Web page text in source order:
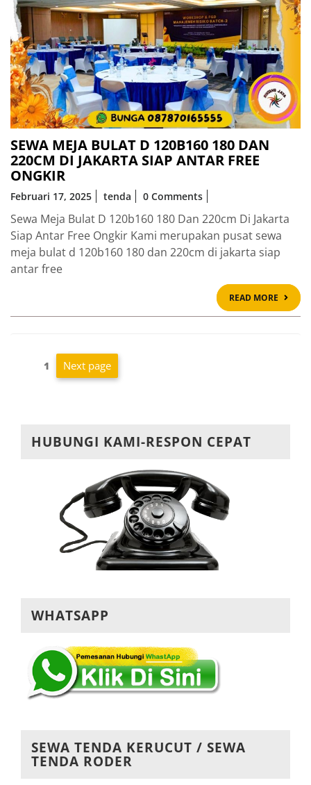
SEWA MEJA BULAT D 120B160 180 DAN
220CM DI JAKARTA SIAP ANTAR FREE
ONGKIR
Februari 17, 2025 tenda 0 Comments
Sewa Meja Bulat D 120b160 180 Dan 220cm Di Jakarta
Siap Antar Free Ongkir Kami merupakan pusat sewa
meja bulat d 120b160 180 dan 220cm di jakarta siap
antar free
READ MORE
READ
Navigasi
Page1 Next page
HUBUNGI KAMI-RESPON CEPAT
WHATSAPP
SEWA TENDA KERUCUT / SEWA
TENDA RODER